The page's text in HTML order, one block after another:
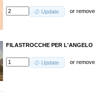
Update orremove
FILASTROCCHE PER L'ANGELO
Update orremove